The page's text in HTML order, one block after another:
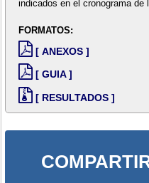
indicados en el cronograma de
FORMATOS:
[ ANEXOS ]
[ GUIA ]
[ RESULTADOS ]